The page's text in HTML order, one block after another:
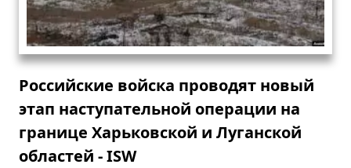
Российские войска проводят новый
этап наступательной операции на
границе Харьковской и Луганской
областей - ISW